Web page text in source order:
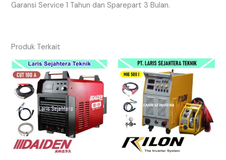
Garansi Service 1 Tahun dan Sparepart 3 Bulan.
Produk Terkait